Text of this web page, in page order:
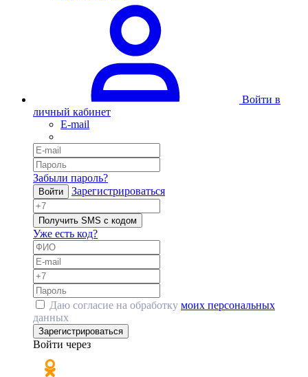
Войти в
личный кабинет
E-mail
Забыли пароль?
Войти Зарегистрироваться
Получить SMS с кодом
Уже есть код?
Даю согласие на обработку моих персональных
данных
Зарегистрироваться
Войти через